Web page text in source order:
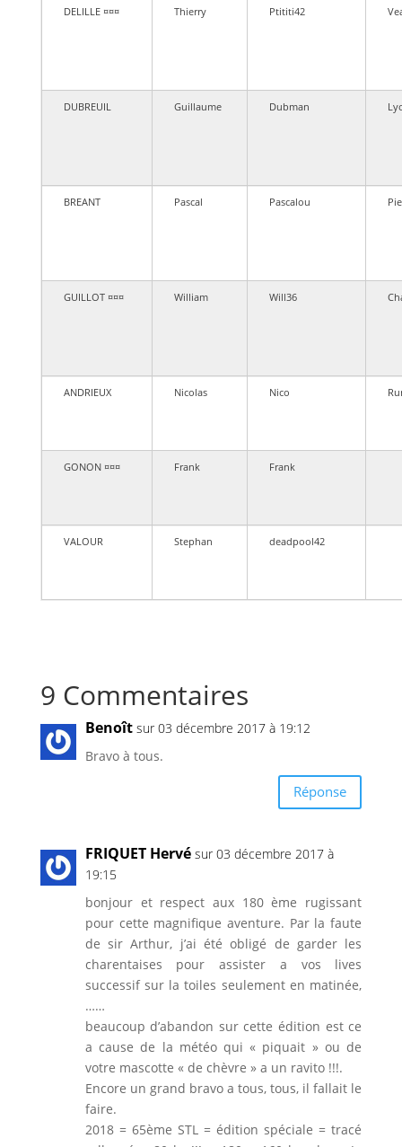
DELILLE ¤¤¤ Thierry Ptititi42
DUBREUIL Guillaume Dubman
BREANT Pascal Pascalou
GUILLOT ¤¤¤ William Will36
ANDRIEUX Nicolas Nico
GONON ¤¤¤ Frank Frank
VALOUR Stephan deadpool42
9 Commentaires
Benoît sur 03 décembre 2017 à 19:12
Bravo à tous.
Réponse
FRIQUET Hervé sur 03 décembre 2017 à
19:15
bonjour et respect aux 180 ème rugissant
pour cette magnifique aventure. Par la faute
de sir Arthur, j’ai été obligé de garder les
charentaises pour assister a vos lives
successif sur la toiles seulement en matinée,
……
beaucoup d’abandon sur cette édition est ce
a cause de la météo qui « piquait » ou de
votre mascotte « de chèvre » a un ravito !!!.
Encore un grand bravo a tous, tous, il fallait le
faire.
2018 = 65ème STL = édition spéciale = tracé